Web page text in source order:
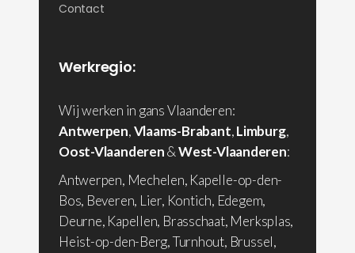
Contact
Werkregio:
Wij werken in gans Vlaanderen:
Antwerpen,Vlaams-Brabant,Limburg,
Oost-Vlaanderen&West-Vlaanderen:
Antwerpen, Mechelen, Kapelle-op-den-
Bos, Beveren, Lier, Kontich, Edegem,
Deurne, Kapellen, Brasschaat, Merksplas,
Heist-op-den-Berg, Turnhout, Brussel,